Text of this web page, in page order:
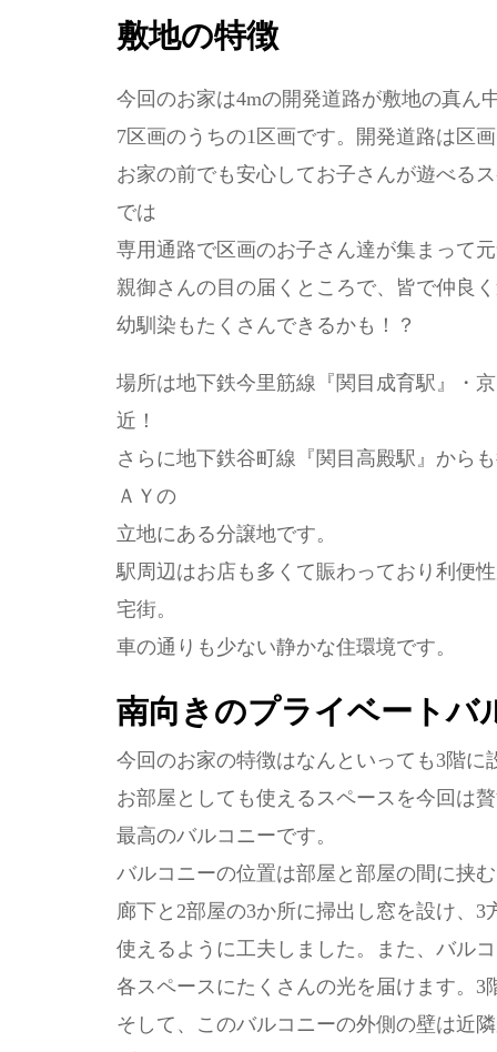
敷地の特徴
今回のお家は4mの開発道路が敷地の真ん
7区画のうちの1区画です。開発道路は区
お家の前でも安心してお子さんが遊べる
では
専用通路で区画のお子さん達が集まって
親御さんの目の届くところで、皆で仲良
幼馴染もたくさんできるかも！？
場所は地下鉄今里筋線『関目成育駅』・
近！
さらに地下鉄谷町線『関目高殿駅』から
ＡＹの
立地にある分譲地です。
駅周辺はお店も多くて賑わっており利便
宅街。
車の通りも少ない静かな住環境です。
南向きのプライベートバ
今回のお家の特徴はなんといっても3階
お部屋としても使えるスペースを今回は
最高のバルコニーです。
バルコニーの位置は部屋と部屋の間に挟
廊下と2部屋の3か所に掃出し窓を設け、
使えるように工夫しました。また、バル
各スペースにたくさんの光を届けます。
そして、このバルコニーの外側の壁は近